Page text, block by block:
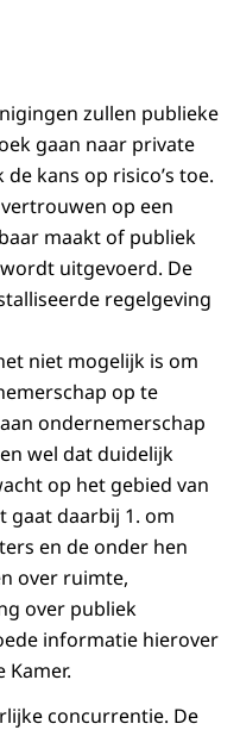
zullen publieke
gaan naar private
kans op risico’s toe.
op een
maakt of publiek
uitgevoerd. De
regelgeving
niet mogelijk is om
op te
ondernemerschap
wel dat duidelijk
op het gebied van
gaat daarbij 1. om
en de onder hen
over ruimte,
over publiek
informatie hierover
Kamer.
concurrentie. De